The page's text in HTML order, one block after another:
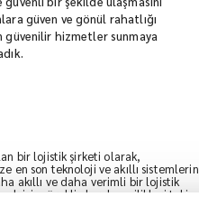
güven ve gönül rahatlığı
güvenilir hizmetler sunmaya
bir lojistik şirketi olarak,
en son teknoloji ve akıllı sistemlerin
akıllı ve daha verimli bir lojistik
için sürekli olarak yenilikleri takip